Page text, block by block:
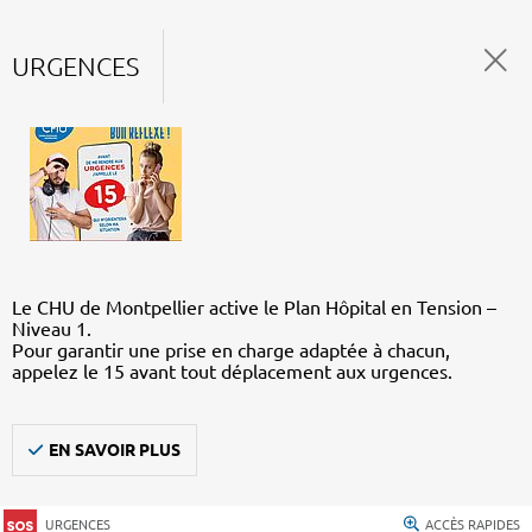
URGENCES
Le CHU de Montpellier active le Plan Hôpital en Tension –
Niveau 1.
Pour garantir une prise en charge adaptée à chacun,
appelez le 15 avant tout déplacement aux urgences.
EN SAVOIR PLUS
URGENCES ACCÈS RAPIDES